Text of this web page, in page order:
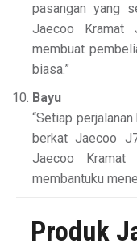
pasangan yang
Jaecoo Kramat
membuat
biasa.”
Bayu
“Setiap
berkat Jaecoo
Jaecoo
membantuku
Produk